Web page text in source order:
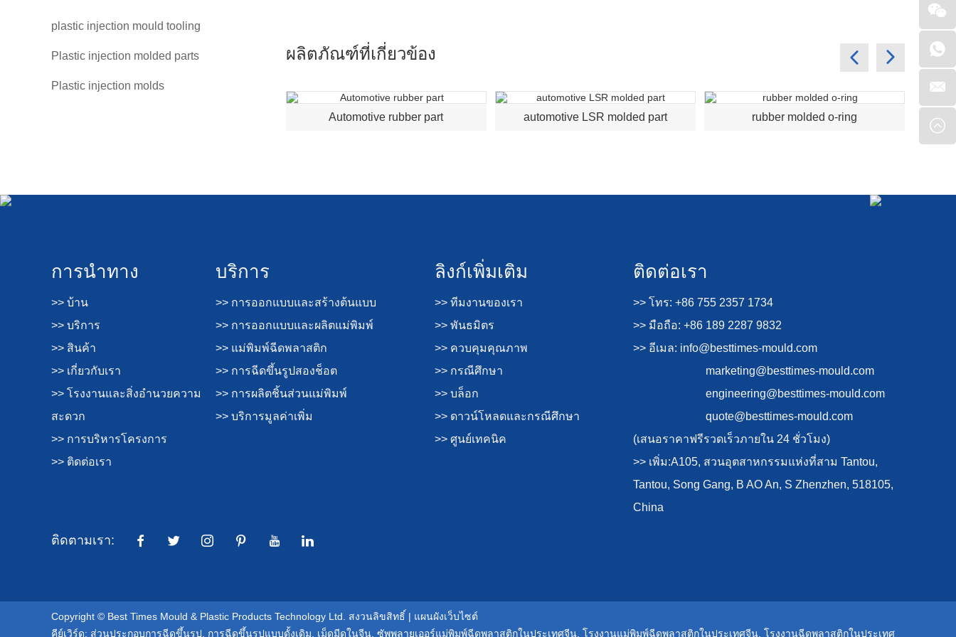
ผลิตภัณฑ์ที่เกี่ยวข้อง
Automotive rubber part automotive LSR molded part rubber molded o-ring
plastic injection mould tooling
Plastic injection molded parts
Plastic injection molds
การนำทาง
>> บ้าน
>> บริการ
>> สินค้า
>> เกี่ยวกับเรา
>> โรงงานและสิ่งอำนวยความ
สะดวก
>> การบริหารโครงการ
>> ติดต่อเรา
บริการ
>> การออกแบบและสร้างต้นแบบ
>> การออกแบบและผลิตแม่พิมพ์
>> แม่พิมพ์ฉีดพลาสติก
>> การฉีดขึ้นรูปสองช็อต
>> การผลิตชิ้นส่วนแม่พิมพ์
>> บริการมูลค่าเพิ่ม
ลิงก์เพิ่มเติม
>> ทีมงานของเรา
>> พันธมิตร
>> ควบคุมคุณภาพ
>> กรณีศึกษา
>> บล็อก
>> ดาวน์โหลดและกรณีศึกษา
>> ศูนย์เทคนิค
ติดต่อเรา
>> โทร: +86 755 2357 1734
>> มือถือ: +86 189 2287 9832
>> อีเมล: info@besttimes-mould.com
marketing@besttimes-mould.com
engineering@besttimes-mould.com
quote@besttimes-mould.com
(เสนอราคาฟรีรวดเร็วภายใน 24 ชั่วโมง)
>> เพิ่ม:A105, สวนอุตสาหกรรมแห่งที่สาม Tantou,
Tantou, Song Gang, B AO An, S Zhenzhen, 518105,
China
ติดตามเรา:
Copyright © Best Times Mould & Plastic Products Technology Ltd. สงวนลิขสิทธิ์ | แผนผังเว็บไซต์
คีย์เวิร์ด: ส่วนประกอบการฉีดขึ้นรูป การฉีดขึ้นรูปแบบดั้งเดิม เม็ดมีดในจีน ซัพพลายเออร์แม่พิมพ์ฉีดพลาสติกในประเทศจีน โรงงานแม่พิมพ์ฉีดพลาสติกในประเทศจีน โรงงานฉีดพลาสติกในประเทศ